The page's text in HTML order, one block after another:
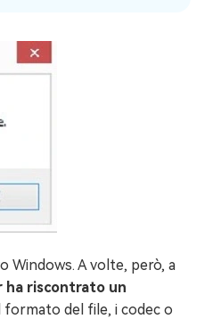
Windows. A volte, però, a
ha riscontrato un
formato del file, i codec o